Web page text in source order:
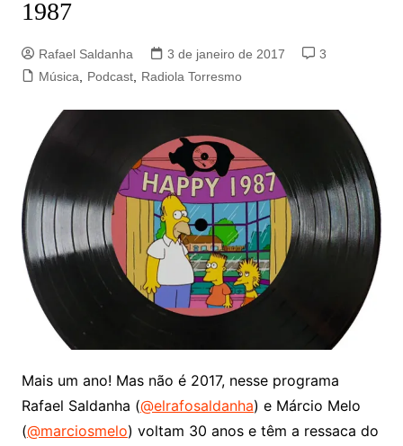
1987
Rafael Saldanha 3 de janeiro de 2017
3
Música, Podcast, Radiola Torresmo
Mais um ano! Mas não é 2017, nesse programa
Rafael Saldanha (@elrafosaldanha) e Márcio Melo
(@marciosmelo) voltam 30 anos e têm a ressaca do